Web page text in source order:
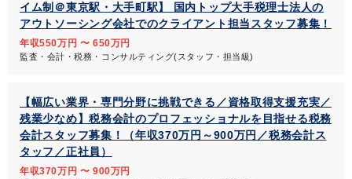
イム制＠東京駅・大手町駅】 国内トップ大手税理士法人の
アウトソーシング会社でのクライアント担当スタッフ募集！
年収550万円 〜 650万円
監査・会計・税務・コンサルティング(スタッフ・担当級)
【幅広い業界・専門分野に挑戦できる／資格取得支援充実／
残業少なめ】税務会計のプロフェッショナルを目指せる税務
会計スタッフ募集！（年収370万円～900万円／税務会計ス
タッフ／正社員）
年収370万円 〜 900万円